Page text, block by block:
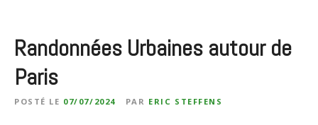
Randonnées Urbaines autour de
Paris
POSTÉ LE 07/07/2024 PAR ERIC STEFFENS